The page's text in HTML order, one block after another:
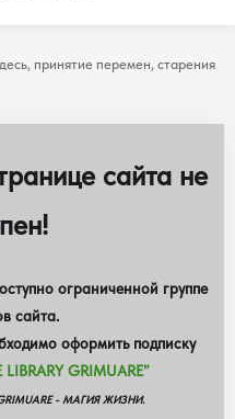
принятие перемен, старения
сайта не
ограниченной группе
сайта.
оформить подписку
GRIMUARE”
GRIMUARE - МАГИЯ ЖИЗНИ.